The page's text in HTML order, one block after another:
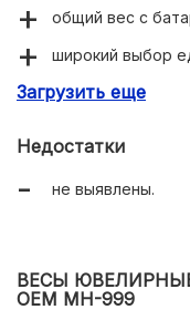
общий вес с
широкий выбор
надежная
Загрузить еще
Недостатки
не выявлены.
ВЕСЫ
OEM MH-999